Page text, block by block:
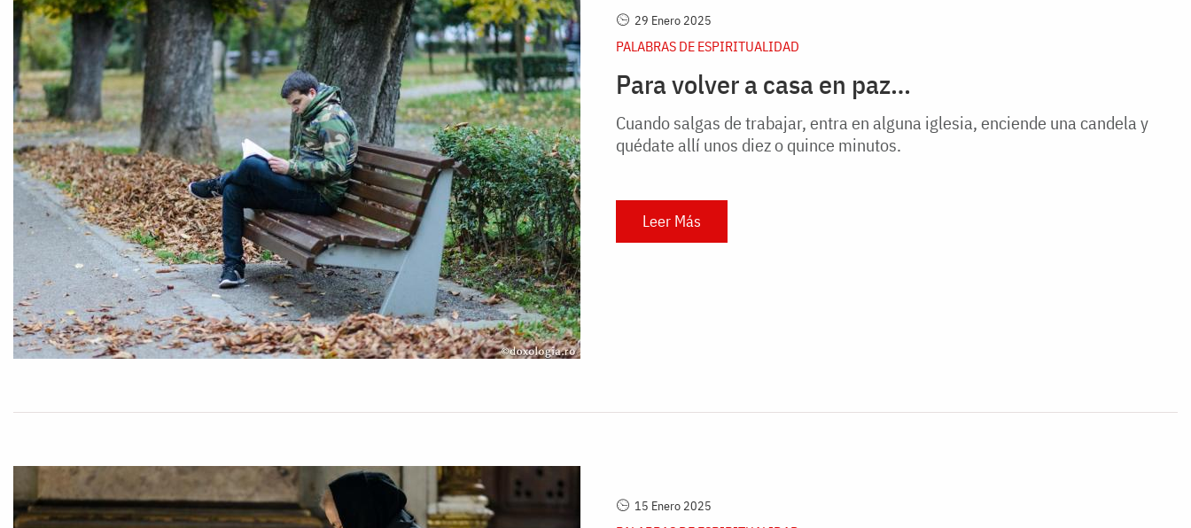
29 Enero 2025
PALABRAS DE ESPIRITUALIDAD
Para volver a casa en paz…
Cuando salgas de trabajar, entra en alguna iglesia, enciende una candela y
quédate allí unos diez o quince minutos.
Leer Más
15 Enero 2025